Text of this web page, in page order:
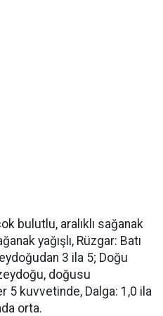
bulutlu, aralıklı sağanak
yağışlı, Rüzgar: Batı
3 ila 5; Doğu
doğusu
5 kuvvetinde, Dalga: 1,0 ila
orta.